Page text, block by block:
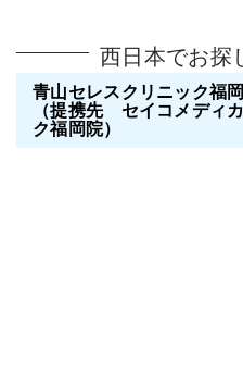
西日本でお探
青山セレスクリニック福
（提携先 セイコメディ
ク福岡院）